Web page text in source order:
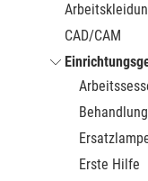
CAD/CAM
Erste Hilfe